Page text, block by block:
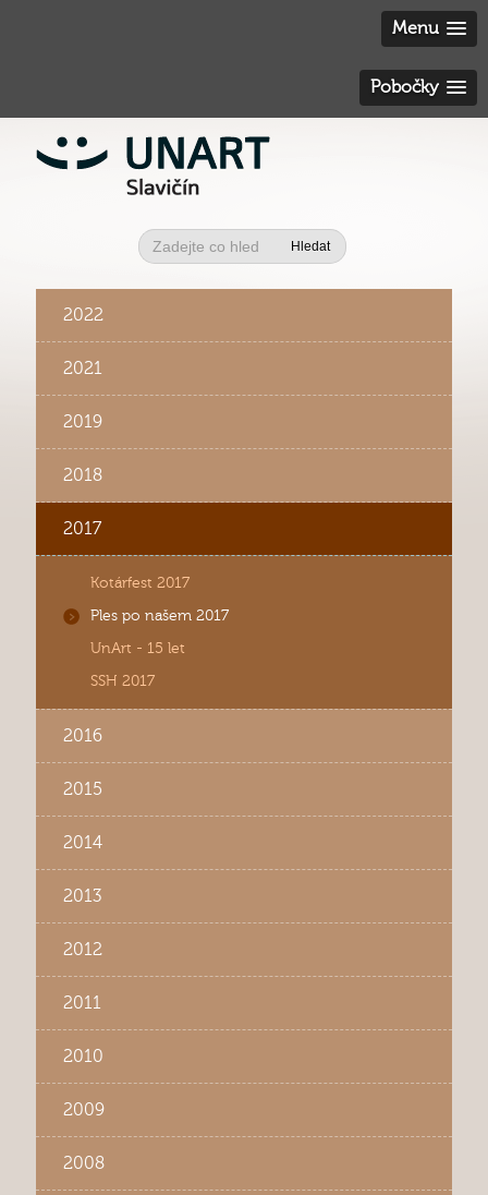
Menu
Pobočky
Hledat
2022
2021
2019
2018
2017
Kotárfest 2017
Ples po našem 2017
UnArt - 15 let
SSH 2017
2016
2015
2014
2013
2012
2011
2010
2009
2008